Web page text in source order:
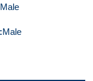
Male
Male